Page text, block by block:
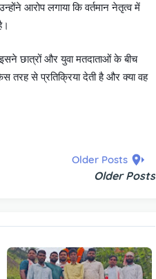
आरोप लगाया कि वर्तमान नेतृत्व में
छात्रों और युवा मतदाताओं के बीच
तरह से प्रतिक्रिया देती है और क्या वह
Older Posts
Older Posts